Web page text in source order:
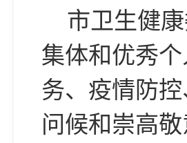
市卫生健
集体和优秀
务、疫情防
问候和崇高